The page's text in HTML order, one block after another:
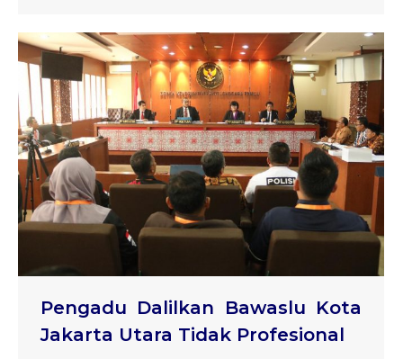
Pengadu Dalilkan Bawaslu Kota
Jakarta Utara Tidak Profesional